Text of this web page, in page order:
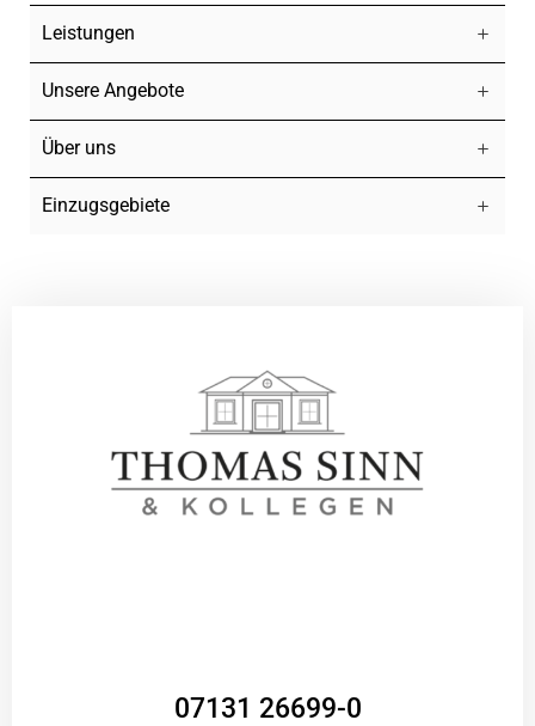
Leistungen
Unsere Angebote
Über uns
Einzugsgebiete
07131 26699-0